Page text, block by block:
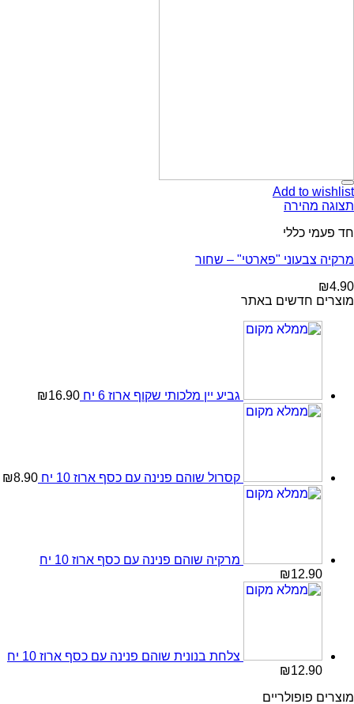
Add to wishlist
תצוגה מהירה
חד פעמי כללי
מרקיה צבעוני "פארטי" – שחור
₪4.90
מוצרים חדשים באתר
גביע יין מלכותי שקוף ארוז 6 יח ₪16.90
קסרול שוהם פנינה עם כסף ארוז 10 יח ₪8.90
מרקיה שוהם פנינה עם כסף ארוז 10 יח
₪12.90
צלחת בנונית שוהם פנינה עם כסף ארוז 10 יח
₪12.90
מוצרים פופולריים